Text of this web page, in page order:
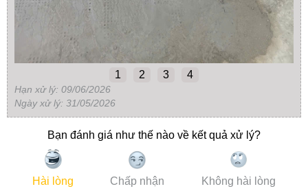
1 2 3 4
Hạn xử lý: 09/06/2026
Ngày xử lý: 31/05/2026
Bạn đánh giá như thế nào về kết quả xử lý?
Hài lòng Chấp nhận Không hài lòng